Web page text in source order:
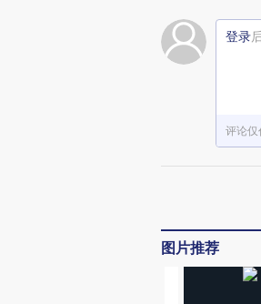
登录
评论仅
图片推荐